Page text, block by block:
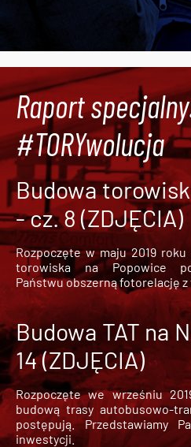
Raport
#TORYwolucja
Budowa
- cz. 8 (ZDJĘCIA)
Rozpoczęte w maju 2019
torowiska na Popowice
Państwu obszerną fotorelację
Budowa TAT na
14 (ZDJĘCIA)
Rozpoczęte we wrześniu
budową trasy autobusowo-
postępują. Przedstawiamy
inwestycji.